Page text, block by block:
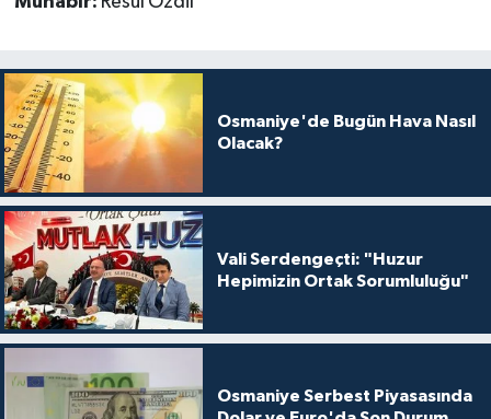
Osmaniye'de Bugün Hava Nasıl
Olacak?
Vali Serdengeçti: "Huzur
Hepimizin Ortak Sorumluluğu"
Osmaniye Serbest Piyasasında